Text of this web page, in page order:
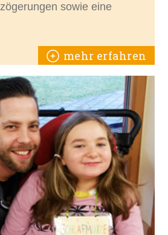
sowie eine
mehr erfahren